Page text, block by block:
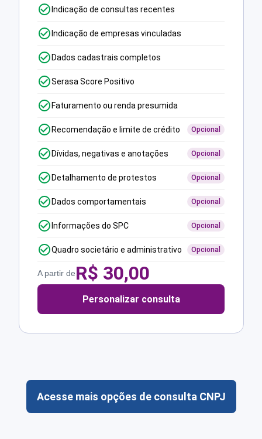
Indicação de consultas recentes
Indicação de empresas vinculadas
Dados cadastrais completos
Serasa Score Positivo
Faturamento ou renda presumida
Recomendação e limite de crédito Opcional
Dívidas, negativas e anotações Opcional
Detalhamento de protestos Opcional
Dados comportamentais Opcional
Informações do SPC Opcional
Quadro societário e administrativo Opcional
A partir deR$ 30,00
Personalizar consulta
Acesse mais opções de consulta CNPJ